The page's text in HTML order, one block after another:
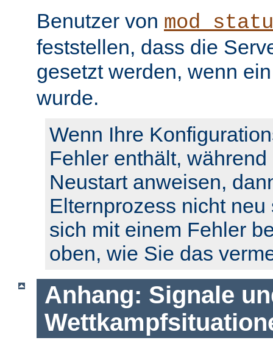
Benutzer von
feststellen, dass die
gesetzt werden, wenn
wurde.
Wenn Ihre
Fehler enthält,
Neustart anweisen,
Elternprozess nicht
sich mit einem Fehler
oben, wie Sie das
Anhang: Signale